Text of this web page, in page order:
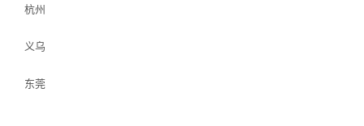
杭州
义乌
东莞